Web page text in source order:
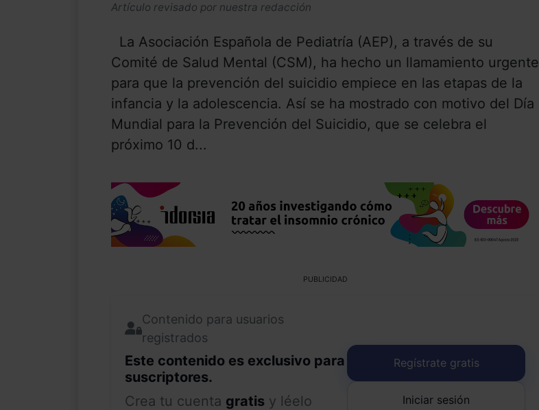
Artículo revisado por nuestra redacción
La Asociación Española de Pediatría (AEP), a través de su
Comité de Salud Mental (CSM), ha hecho un llamamiento urgente
para que la prevención del suicidio empiece en las etapas de la
infancia y la adolescencia. Así se ha mostrado con motivo del Día
Mundial para la Prevención del Suicidio, que se celebra el
próximo 10 d...
PUBLICIDAD
Contenido para usuarios
registrados
Este contenido es exclusivo para
suscriptores.
Crea tu cuenta gratis y léelo
Regístrate gratis
Iniciar sesión